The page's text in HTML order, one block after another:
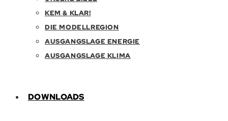
KEM & KLAR!
DIE MODELLREGION
AUSGANGSLAGE ENERGIE
AUSGANGSLAGE KLIMA
DOWNLOADS